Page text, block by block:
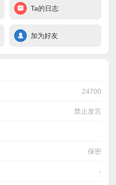
Ta的日志
加为好友
24700
禁止发言
保密
-